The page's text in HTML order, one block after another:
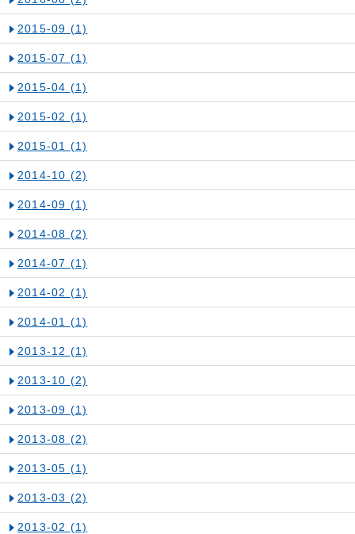
2015-09 (1)
2015-07 (1)
2015-04 (1)
2015-02 (1)
2015-01 (1)
2014-10 (2)
2014-09 (1)
2014-08 (2)
2014-07 (1)
2014-02 (1)
2014-01 (1)
2013-12 (1)
2013-10 (2)
2013-09 (1)
2013-08 (2)
2013-05 (1)
2013-03 (2)
2013-02 (1)